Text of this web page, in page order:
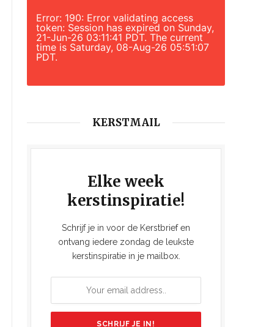
Error: 190: Error validating access
token: Session has expired on Sunday,
21-Jun-26 03:11:41 PDT. The current
time is Saturday, 08-Aug-26 05:51:07
PDT.
KERSTMAIL
Elke week
kerstinspiratie!
Schrijf je in voor de Kerstbrief en
ontvang iedere zondag de leukste
kerstinspiratie in je mailbox.